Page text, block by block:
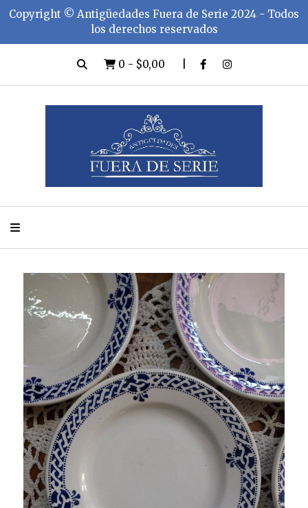
Copyright ©️ Antigüedades Fuera de Serie 2024 - Todos
los derechos reservados
0 - $0,00